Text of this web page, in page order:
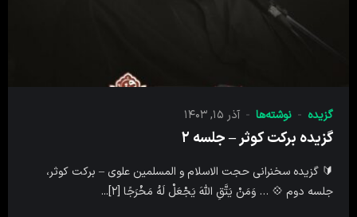
گزیده نوشته‌ها آذر ۱۵, ۱۴۰۳
گزیده برکت کوثر – جلسه ۲
🔰 گزیده سخنرانی حجت الاسلام و المسلمین علوی – برکت کوثر،
جلسه دوم 💠 … وَمَنْ یَتَّقِ اللَّهَ یَجْعَلْ لَهُ مَخْرَجًا [۲]...